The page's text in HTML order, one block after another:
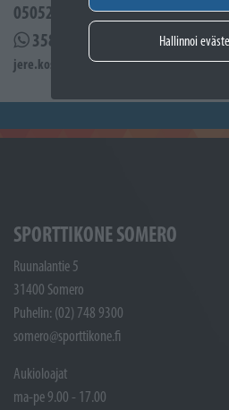
Hallinnoi
0505285939
358505285939
jere.kostiander@sporttikone.fi
SPORTTIKONE SOMERO
Ruunalantie 5
31400 Somero
Puhelin: (02) 748 9300
somero@sporttikone.fi
Aukioloajat
ma-pe 9.00 - 17.00